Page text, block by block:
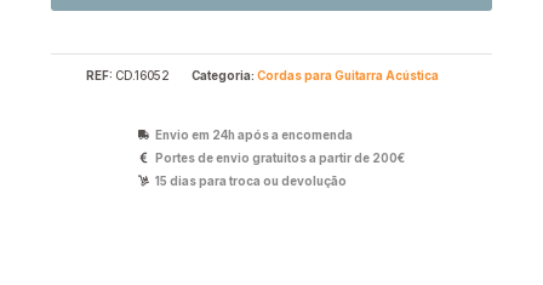
REF: CD.16052 Categoria: Cordas para Guitarra Acústica
Envio em 24h após a encomenda
Portes de envio gratuitos a partir de 200€
15 dias para troca ou devolução